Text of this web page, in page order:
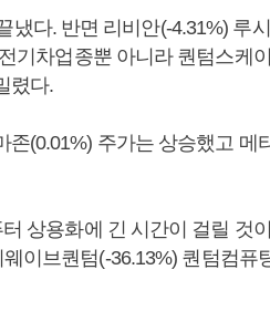
다. 반면 리비안(-4.31%) 루
기차업종뿐 아니라 퀀텀스케
렸다.
(0.01%) 주가는 상승했고 메
상용화에 긴 시간이 걸릴 것
이브퀀텀(-36.13%) 퀀텀컴퓨